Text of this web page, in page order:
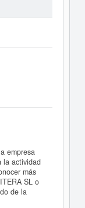
empresa
la actividad
más
SL o
de la